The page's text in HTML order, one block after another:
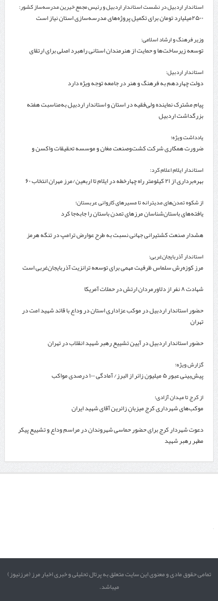
استاندار اردبیل در نشست استاندار اردبیل و رئیس مجمع خیرین مدرسه‌ساز کشور:
۲۵۰۰میلیارد تومان برای تکمیل پروژه‌های مدرسه‌سازی استان نیاز است
وزیر فرهنگ و ارشاد اسلامی:
توسعه زیرساخت‌ها و حمایت از هنرمندان استانی راهبرد اصلی برای ارتقای
استاندار اردبیل:
دولت چهاردهم به فرهنگ و هنر در جامعه توجه ویژه دارد
پیام مشترک نماینده ولی‌فقیه در استان و استاندار اردبیل به‌مناسبت هفته
بزرگداشت اردبیل
یادداشت ویژه؛
ضرورت همکاری شرکت کشت‌وصنعت مغان و موسسه تحقیقات واکسن و
استاندار ایلام اعلام کرد:
بهره‌برداری از ۲۱ کیلومتر راه چهارخطه در ایلام تا اربعین/مرز مهران انتخاب ۶۰
از شکوه تمدن‌های مدیترانه تا مسیرهای کاروانی عربستان؛
یافته‌های باستان‌شناسان مرزهای تمدن باستان را جابه‌جا کرد
هشدار صنعت کشتیرانی جهانی نسبت به طرح عوارض ترامپ در تنگه هرمز
استاندار آذربایجان‌غربی:
مرز کوزه‌رش سلماس ظرفیت مهمی برای توسعه ترانزیت آذربایجان‌غربی است
شهادت ۸ نفر از دلاورمردان ارتش در حملات آمریکا
حضور استاندار اردبیل در موکب عزاداری استان در وداع با قائد شهید امت در
تهران
حضور استاندار اردبیل در آیین تشییع رهبر شهید انقلاب در تهران
گزارش ویژه؛
پیش‌بینی عبور ۵ میلیون زائر از البرز/ آمادگی ۱۰۰ درصدی مواکب
از کرج تا میدان آزادی؛
موکب‌های شهرداری کرج میزبانِ زائرین آقای شهید ایران
دعوت شهردار کرج برای حضور حماسی شهروندان در مراسم وداع و تشییع پیکر
مطهر رهبر شهید
تمامی حقوق مادی و معنوی این سایت متعلق به پرتال تحلیلی و خبری اخبار مرز (مرزنیوز)
میباشد.